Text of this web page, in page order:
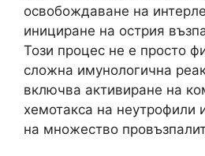
освобождаване на
инициране на острия
Този процес не е просто
сложна имунологична
включва активиране на
хемотакса на неутрофили
на множество